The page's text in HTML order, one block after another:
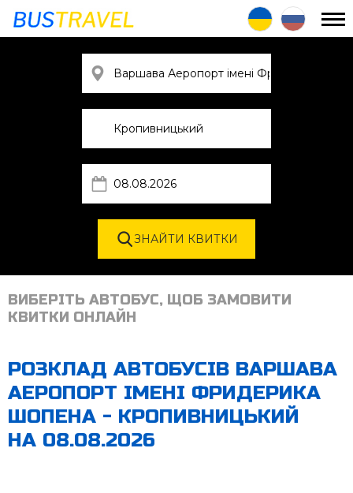
ВИБЕРІТЬ АВТОБУС, ЩОБ ЗАМОВИТИ
КВИТКИ ОНЛАЙН
РОЗКЛАД АВТОБУСІВ ВАРШАВА
АЕРОПОРТ ІМЕНІ ФРИДЕРИКА
ШОПЕНА - КРОПИВНИЦЬКИЙ
НА 08.08.2026